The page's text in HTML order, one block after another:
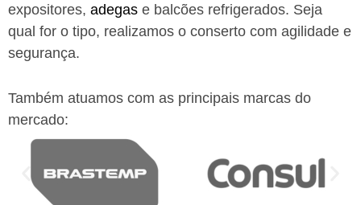
expositores, adegas e balcões refrigerados. Seja
qual for o tipo, realizamos o conserto com agilidade e
segurança.
Também atuamos com as principais marcas do
mercado: